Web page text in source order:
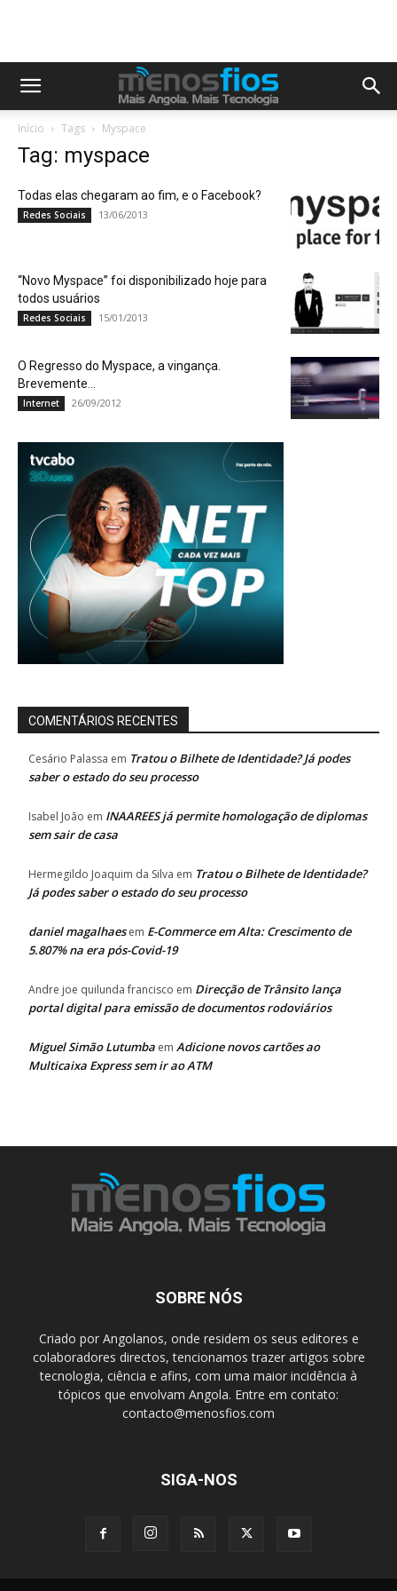
Início Tags Myspace
Tag: myspace
Todas elas chegaram ao fim, e o Facebook?
Redes Sociais 13/06/2013
“Novo Myspace” foi disponibilizado hoje para
todos usuários
Redes Sociais 15/01/2013
O Regresso do Myspace, a vingança.
Brevemente…
Internet 26/09/2012
COMENTÁRIOS RECENTES
Cesário Palassa em Tratou o Bilhete de Identidade? Já podes
saber o estado do seu processo
Isabel João em INAAREES já permite homologação de diplomas
sem sair de casa
Hermegildo Joaquim da Silva em Tratou o Bilhete de Identidade?
Já podes saber o estado do seu processo
daniel magalhaesem E-Commerce em Alta: Crescimento de
5.807% na era pós-Covid-19
Andre joe quilunda francisco em Direcção de Trânsito lança
portal digital para emissão de documentos rodoviários
Miguel Simão Lutumba em Adicione novos cartões ao
Multicaixa Express sem ir ao ATM
SOBRE NÓS
Criado por Angolanos, onde residem os seus editores e
colaboradores directos, tencionamos trazer artigos sobre
tecnologia, ciência e afins, com uma maior incidência à
tópicos que envolvam Angola. Entre em contato:
contacto@menosfios.com
SIGA-NOS